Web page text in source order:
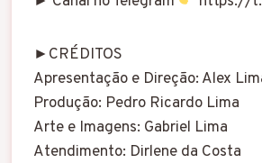
►CRÉDITOS
Apresentação e Direção: Alex
Produção: Pedro Ricardo Lima
Arte e Imagens: Gabriel Lima
Atendimento: Dirlene da Costa